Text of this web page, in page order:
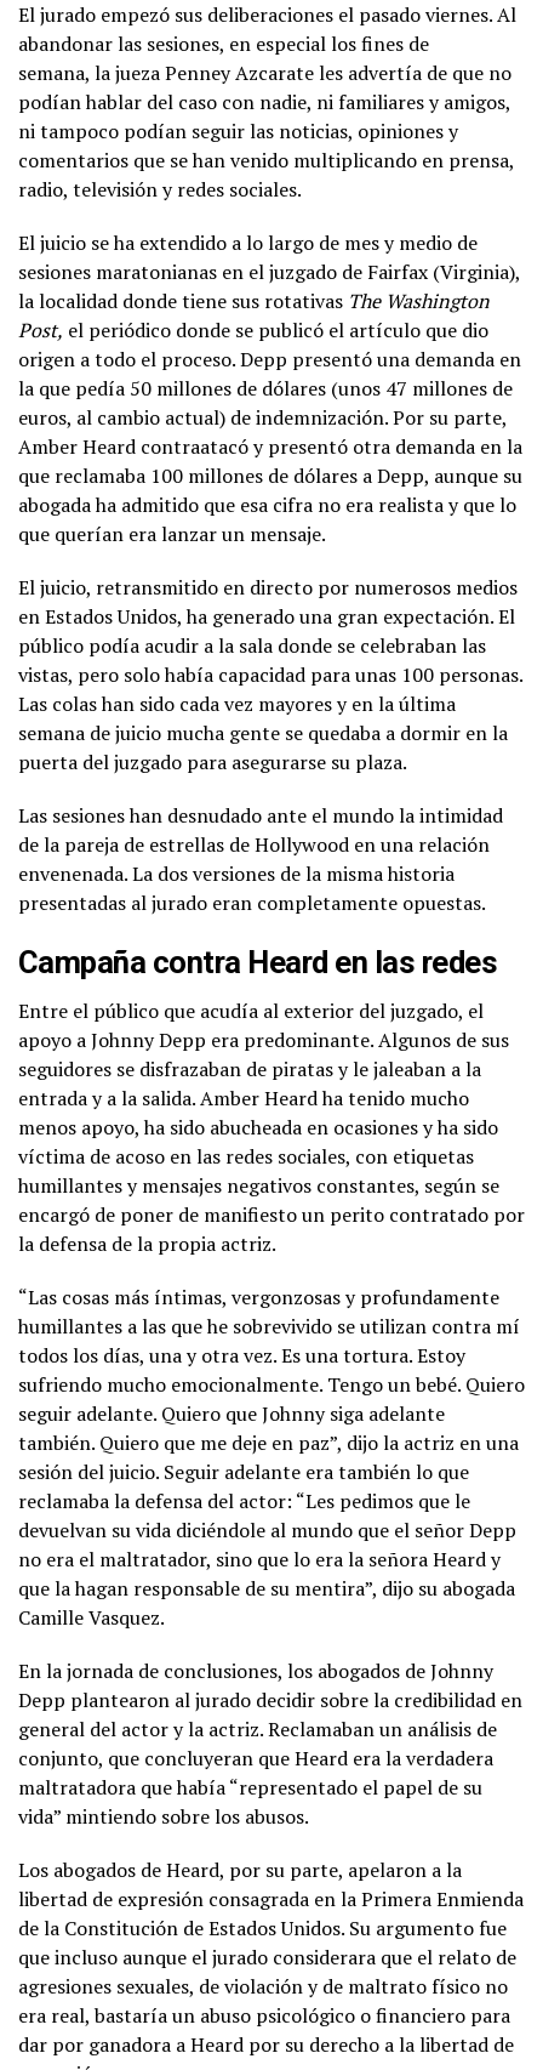
El jurado empezó sus deliberaciones el pasado viernes. Al
abandonar las sesiones, en especial los fines de
semana, la jueza Penney Azcarate les advertía de que no
podían hablar del caso con nadie, ni familiares y amigos,
ni tampoco podían seguir las noticias, opiniones y
comentarios que se han venido multiplicando en prensa,
radio, televisión y redes sociales.
El juicio se ha extendido a lo largo de mes y medio de
sesiones maratonianas en el juzgado de Fairfax (Virginia),
la localidad donde tiene sus rotativas The Washington
Post, el periódico donde se publicó el artículo que dio
origen a todo el proceso. Depp presentó una demanda en
la que pedía 50 millones de dólares (unos 47 millones de
euros, al cambio actual) de indemnización. Por su parte,
Amber Heard contraatacó y presentó otra demanda en la
que reclamaba 100 millones de dólares a Depp, aunque su
abogada ha admitido que esa cifra no era realista y que lo
que querían era lanzar un mensaje.
El juicio, retransmitido en directo por numerosos medios
en Estados Unidos, ha generado una gran expectación. El
público podía acudir a la sala donde se celebraban las
vistas, pero solo había capacidad para unas 100 personas.
Las colas han sido cada vez mayores y en la última
semana de juicio mucha gente se quedaba a dormir en la
puerta del juzgado para asegurarse su plaza.
Las sesiones han desnudado ante el mundo la intimidad
de la pareja de estrellas de Hollywood en una relación
envenenada. La dos versiones de la misma historia
presentadas al jurado eran completamente opuestas.
Campaña contra Heard en las redes
Entre el público que acudía al exterior del juzgado, el
apoyo a Johnny Depp era predominante. Algunos de sus
seguidores se disfrazaban de piratas y le jaleaban a la
entrada y a la salida. Amber Heard ha tenido mucho
menos apoyo, ha sido abucheada en ocasiones y ha sido
víctima de acoso en las redes sociales, con etiquetas
humillantes y mensajes negativos constantes, según se
encargó de poner de manifiesto un perito contratado por
la defensa de la propia actriz.
“Las cosas más íntimas, vergonzosas y profundamente
humillantes a las que he sobrevivido se utilizan contra mí
todos los días, una y otra vez. Es una tortura. Estoy
sufriendo mucho emocionalmente. Tengo un bebé. Quiero
seguir adelante. Quiero que Johnny siga adelante
también. Quiero que me deje en paz”, dijo la actriz en una
sesión del juicio. Seguir adelante era también lo que
reclamaba la defensa del actor: “Les pedimos que le
devuelvan su vida diciéndole al mundo que el señor Depp
no era el maltratador, sino que lo era la señora Heard y
que la hagan responsable de su mentira”, dijo su abogada
Camille Vasquez.
En la jornada de conclusiones, los abogados de Johnny
Depp plantearon al jurado decidir sobre la credibilidad en
general del actor y la actriz. Reclamaban un análisis de
conjunto, que concluyeran que Heard era la verdadera
maltratadora que había “representado el papel de su
vida” mintiendo sobre los abusos.
Los abogados de Heard, por su parte, apelaron a la
libertad de expresión consagrada en la Primera Enmienda
de la Constitución de Estados Unidos. Su argumento fue
que incluso aunque el jurado considerara que el relato de
agresiones sexuales, de violación y de maltrato físico no
era real, bastaría un abuso psicológico o financiero para
dar por ganadora a Heard por su derecho a la libertad de